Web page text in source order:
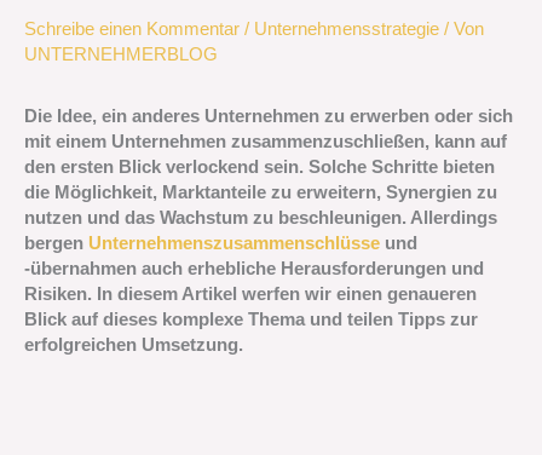
Schreibe einen Kommentar / Unternehmensstrategie / Von
UNTERNEHMERBLOG
Die Idee, ein anderes Unternehmen zu erwerben oder sich
mit einem Unternehmen zusammenzuschließen, kann auf
den ersten Blick verlockend sein. Solche Schritte bieten
die Möglichkeit, Marktanteile zu erweitern, Synergien zu
nutzen und das Wachstum zu beschleunigen. Allerdings
bergen Unternehmenszusammenschlüsse und
-übernahmen auch erhebliche Herausforderungen und
Risiken. In diesem Artikel werfen wir einen genaueren
Blick auf dieses komplexe Thema und teilen Tipps zur
erfolgreichen Umsetzung.